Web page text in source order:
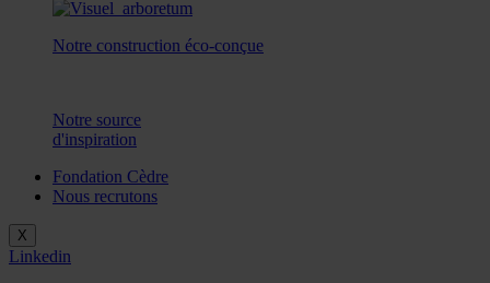
Notre construction éco-conçue
Notre source
d'inspiration
Fondation Cèdre
Nous recrutons
X
Linkedin